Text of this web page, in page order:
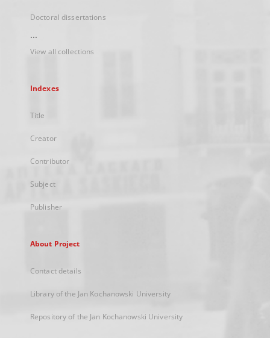
Doctoral dissertations
...
View all collections
Indexes
Title
Creator
Contributor
Subject
Publisher
About Project
Contact details
Library of the Jan Kochanowski University
Repository of the Jan Kochanowski University